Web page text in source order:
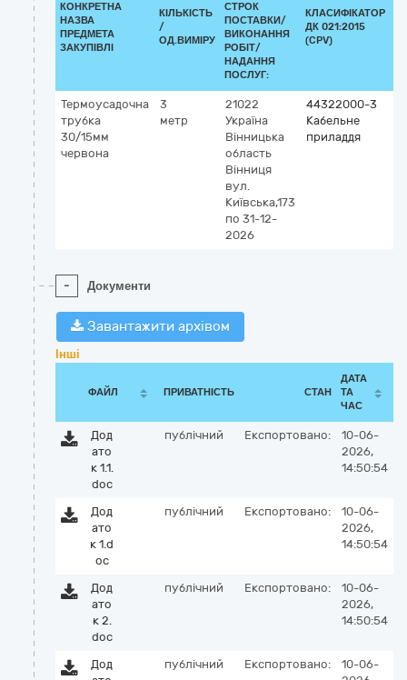
КОНКРЕТНА
НАЗВА
ПРЕДМЕТА
ЗАКУПІВЛІ
КІЛЬКІСТЬ
/
ОД.ВИМІРУ
СТРОК
ПОСТАВКИ/
ВИКОНАННЯ
РОБІТ/
НАДАННЯ
ПОСЛУГ:
КЛАСИФІКАТОР
ДК 021:2015
(CPV)
Термоусадочна
трубка
30/15мм
червона
3
метр
21022
Україна
Вінницька
область
Вінниця
вул.
Київська,173
по 31-12-
2026
44322000-3
Кабельне
приладдя
- Документи
Завантажити архівом
Інші
ФАЙЛ ПРИВАТНІСТЬ СТАН
ДАТА
ТА
ЧАС
Дод
ато
к 1.1.
doc
публічний Експортовано:
10-06-
2026,
14:50:54
Дод
ато
к 1.d
oc
публічний Експортовано:
10-06-
2026,
14:50:54
Дод
ато
к 2.
doc
публічний Експортовано:
10-06-
2026,
14:50:54
Дод
публічний Експортовано:
10-06-